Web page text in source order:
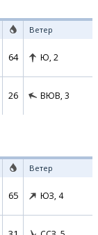
Ветер
64 Ю, 2
26 ВЮВ, 3
Ветер
65 ЮЗ, 4